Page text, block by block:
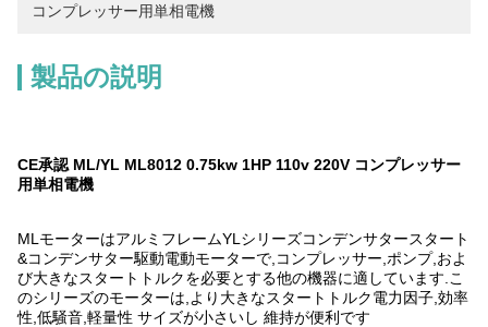
コンプレッサー用単相電機
製品の説明
CE承認 ML/YL ML8012 0.75kw 1HP 110v 220V コンプレッサー
用単相電機
MLモーターはアルミフレームYLシリーズコンデンサタースタート
&コンデンサター駆動電動モーターで,コンプレッサー,ポンプ,およ
び大きなスタートトルクを必要とする他の機器に適しています.こ
のシリーズのモーターは,より大きなスタートトルク電力因子,効率
性,低騒音,軽量性 サイズが小さいし 維持が便利です